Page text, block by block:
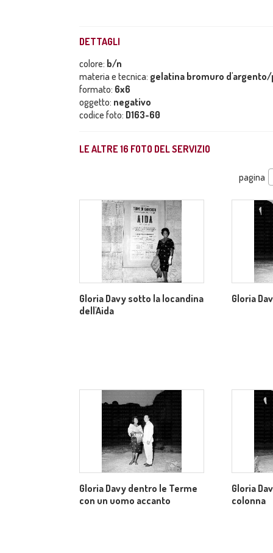
DETTAGLI
colore: b/n
materia e tecnica: gelatina bromuro
formato: 6x6
oggetto: negativo
codice foto: D163-60
LE ALTRE16 FOTO DEL SERVIZIO
pagina
Gloria Davy sotto la locandina
dell'Aida
Gloria
Gloria Davy dentro le Terme
con un uomo accanto
Gloria
colonna